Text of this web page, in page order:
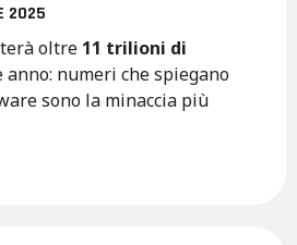
2025
oltre 11 trilioni di
anno: numeri che spiegano
sono la minaccia più